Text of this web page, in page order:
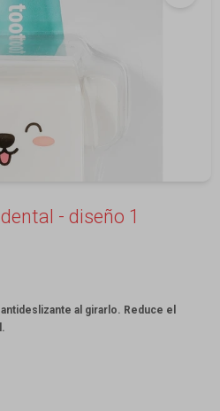
- diseño 1
al girarlo. Reduce el